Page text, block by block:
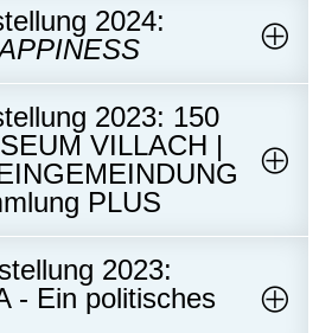
2024:
2023: 150
VILLACH |
PLUS
2023:
- Ein politisches